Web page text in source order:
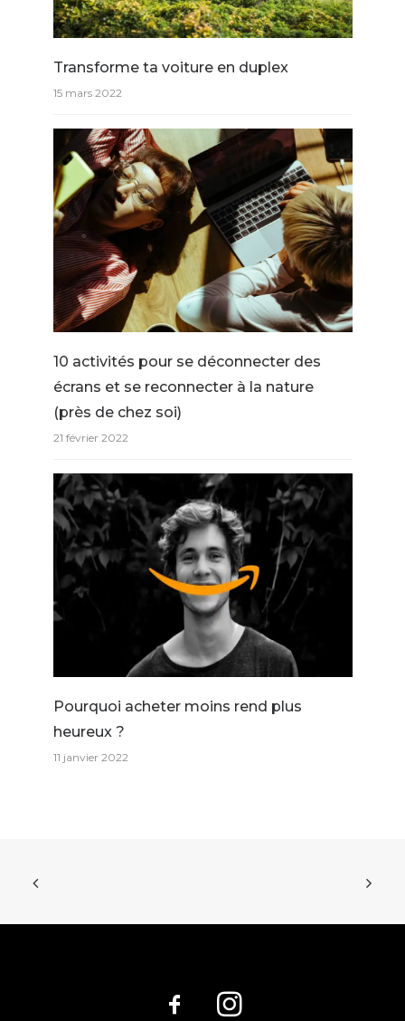
Transforme ta voiture en duplex
15 mars 2022
10 activités pour se déconnecter des
écrans et se reconnecter à la nature
(près de chez soi)
21 février 2022
Pourquoi acheter moins rend plus
heureux ?
11 janvier 2022